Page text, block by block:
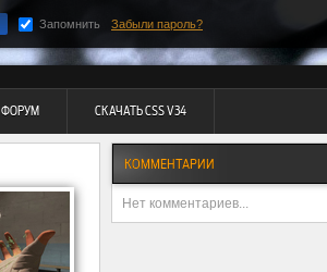
Запомнить Забыли пароль?
ФОРУМ СКАЧАТЬ CSS V34
КОММЕНТАРИИ
Нет комментариев...